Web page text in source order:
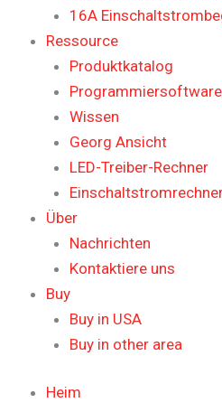
16A
Ressource
Produktkatalog
Programmiersoftware
Wissen
Georg Ansicht
LED-Treiber-Rechner
Über
Nachrichten
Kontaktiere uns
Buy
Buy in USA
Buy in other area
Heim